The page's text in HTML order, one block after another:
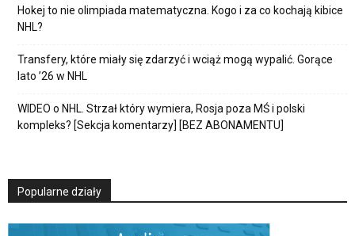
Hokej to nie olimpiada matematyczna. Kogo i za co kochają kibice
NHL?
Transfery, które miały się zdarzyć i wciąż mogą wypalić. Gorące
lato ’26 w NHL
WIDEO o NHL. Strzał który wymiera, Rosja poza MŚ i polski
kompleks? [Sekcja komentarzy] [BEZ ABONAMENTU]
Popularne działy